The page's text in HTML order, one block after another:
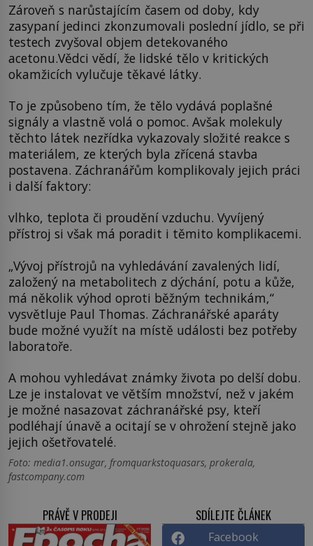
Zároveň s narůstajícím časem od doby, kdy
zasypaní jedinci zkonzumovali poslední jídlo, se při
testech zvyšoval objem detekovaného
acetonu.Vědci vědí, že lidské tělo v kritických
okamžicích vylučuje těkavé látky.
To je způsobeno tím, že tělo vydává poplašné
signály a vlastně volá o pomoc. Avšak molekuly
těchto látek nezřídka vykazovaly složité reakce s
materiálem, ze kterých byla zřícená stavba
postavena. Záchranářům komplikovaly jejich práci
i další faktory:
vlhko, teplota či proudění vzduchu. Vyvíjený
přístroj si však má poradit i těmito komplikacemi.
„Vývoj přístrojů na vyhledávání zavalených lidí,
založený na metabolitech z dýchání, potu a kůže,
má několik výhod oproti běžným technikám,“
vysvětluje Paul Thomas. Záchranářské aparáty
bude možné využít na místě události bez potřeby
laboratoře.
A mohou vyhledávat známky života po delší dobu.
Lze je instalovat ve větším množství, než v jakém
je možné nasazovat záchranářské psy, kteří
podléhají únavě a ocitají se v ohrožení stejně jako
jejich ošetřovatelé.
Foto: media1.onsugar, fromquarkstoquasars, prokerala,
fastcompany.com
PRÁVĚ V PRODEJI SDÍLEJTE ČLÁNEK
Facebook